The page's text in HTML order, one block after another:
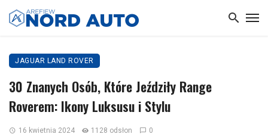
JAGUAR LAND ROVER
30 Znanych Osób, Które Jeździły Range
Roverem: Ikony Luksusu i Stylu
16 kwietnia 2024 1128 odsłon 0